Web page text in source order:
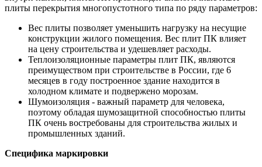
плиты перекрытия многопустотного типа по ряду параметров:
Вес плиты позволяет уменьшить нагрузку на несущие
конструкции жилого помещения. Вес плит ПК влияет
на цену строительства и удешевляет расходы.
Теплоизоляционные параметры плит ПК, являются
преимуществом при строительстве в России, где 6
месяцев в году построенное здание находится в
холодном климате и подвержено морозам.
Шумоизоляция - важный параметр для человека,
поэтому обладая шумозащитной способностью плиты
ПК очень востребованы для строительства жилых и
промышленных зданий.
Специфика маркировки